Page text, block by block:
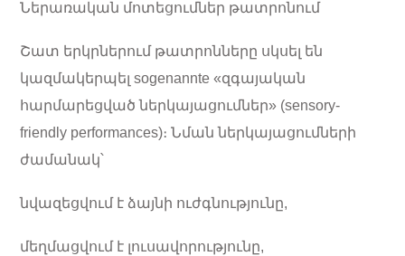
Ներառական մոտեցումներ թատրոնում
Շատ երկրներում թատրոնները սկսել են
կազմակերպել sogenannte «զգայական
հարմարեցված ներկայացումներ» (sensory-
friendly performances)։ Նման ներկայացումների
ժամանակ՝
նվազեցվում է ձայնի ուժգնությունը,
մեղմացվում է լուսավորությունը,